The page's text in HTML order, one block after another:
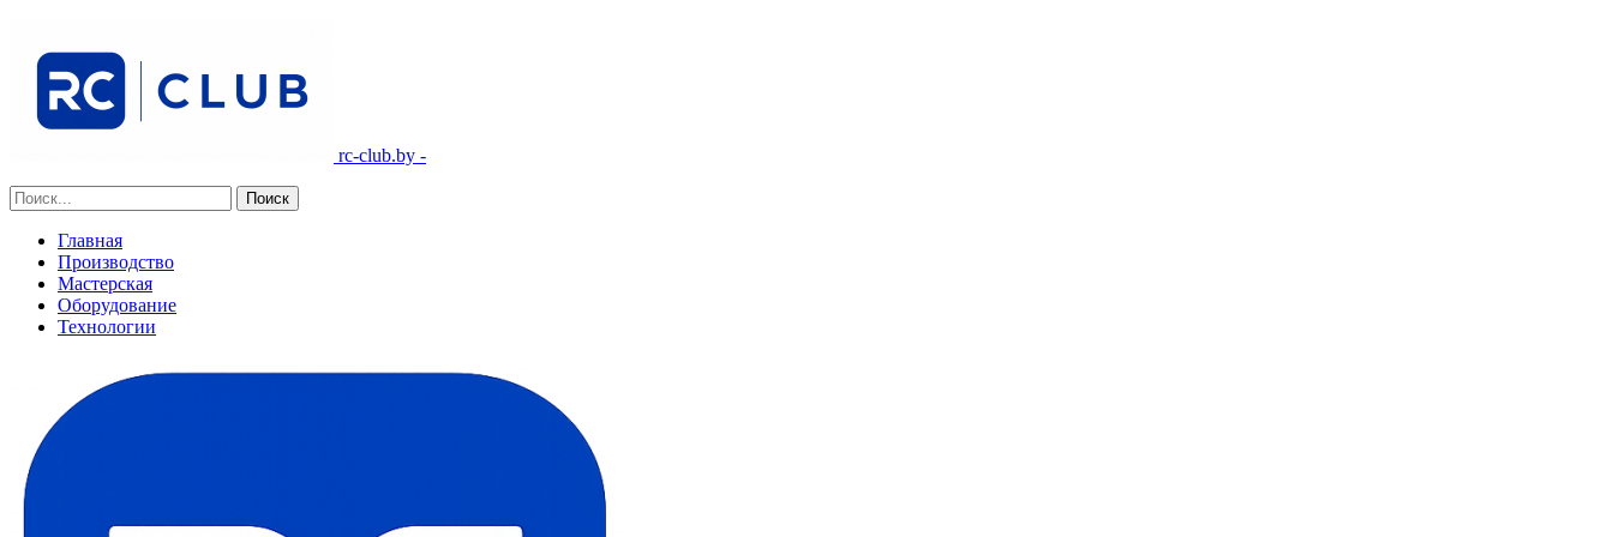
rc-club.by -
Главная
Производство
Мастерская
Оборудование
Технологии